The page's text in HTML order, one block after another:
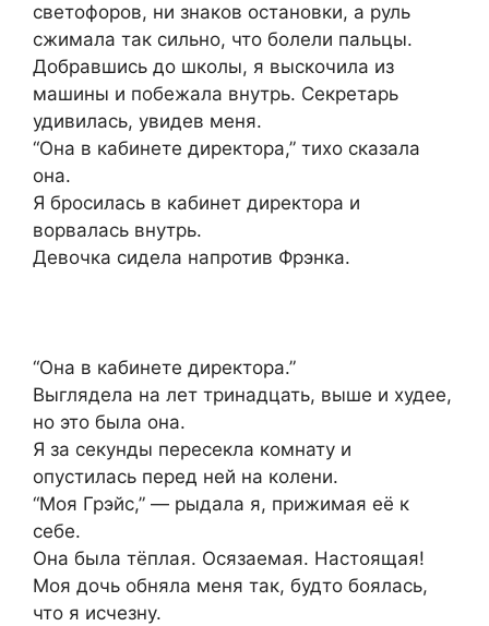
светофоров, ни знаков остановки, а руль
сжимала так сильно, что болели пальцы.
Добравшись до школы, я выскочила из
машины и побежала внутрь. Секретарь
удивилась, увидев меня.
“Она в кабинете директора,” тихо сказала
она.
Я бросилась в кабинет директора и
ворвалась внутрь.
Девочка сидела напротив Фрэнка.
“Она в кабинете директора.”
Выглядела на лет тринадцать, выше и худее,
но это была она.
Я за секунды пересекла комнату и
опустилась перед ней на колени.
“Моя Грэйс,” — рыдала я, прижимая её к
себе.
Она была тёплая. Осязаемая. Настоящая!
Моя дочь обняла меня так, будто боялась,
что я исчезну.